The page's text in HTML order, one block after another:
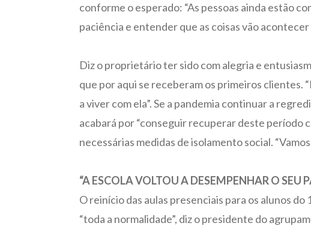
conforme o esperado: “As pessoas ainda estão
paciência e entender que as coisas vão
Diz o proprietário ter sido com alegria e
que por aqui se receberam os primeiros clientes.
a viver com ela”. Se a pandemia continuar a
acabará por “conseguir recuperar deste período
necessárias medidas de isolamento social.
“A ESCOLA VOLTOU A DESEMPENHAR O SEU
O reinício das aulas presenciais para os alunos
“toda a normalidade”, diz o presidente do